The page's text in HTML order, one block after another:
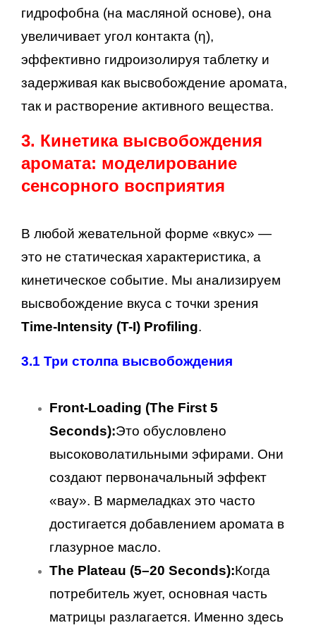
гидрофобна (на масляной основе), она
увеличивает угол контакта (η),
эффективно гидроизолируя таблетку и
задерживая как высвобождение аромата,
так и растворение активного вещества.
3. Кинетика высвобождения
аромата: моделирование
сенсорного восприятия
В любой жевательной форме «вкус» —
это не статическая характеристика, а
кинетическое событие. Мы анализируем
высвобождение вкуса с точки зрения
Time-Intensity (T-I) Profiling.
3.1 Три столпа высвобождения
Front-Loading (The First 5
Seconds):Это обусловлено
высоковолатильными эфирами. Они
создают первоначальный эффект
«вау». В мармеладках это часто
достигается добавлением аромата в
глазурное масло.
The Plateau (5–20 Seconds):Когда
потребитель жует, основная часть
матрицы разлагается. Именно здесь